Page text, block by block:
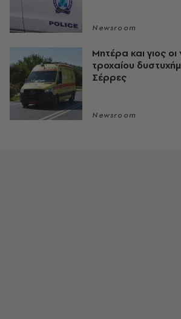
Newsroom
Μητέρα και γιος οι
τροχαίου
Σέρρες
Newsroom